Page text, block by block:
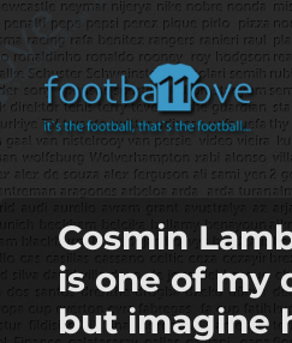
footbaLLove
Cosmin
is one of my
but imagine